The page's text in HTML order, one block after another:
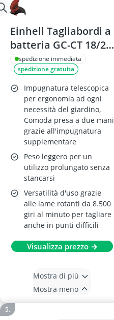
Einhell Tagliabordi a
batteria GC-CT 18/24
Lispedizione immediata
spedizione gratuita
Impugnatura telescopica
per ergonomia ad ogni
necessità del giardino,
Comoda presa a due mani
grazie all'impugnatura
supplementare
Peso leggero per un
utilizzo prolungato senza
stancarsi
Versatilità d'uso grazie
alle lame rotanti da 8.500
giri al minuto per tagliare
anche in punti difficili
Visualizza prezzo →
Mostra di più
Mostra meno